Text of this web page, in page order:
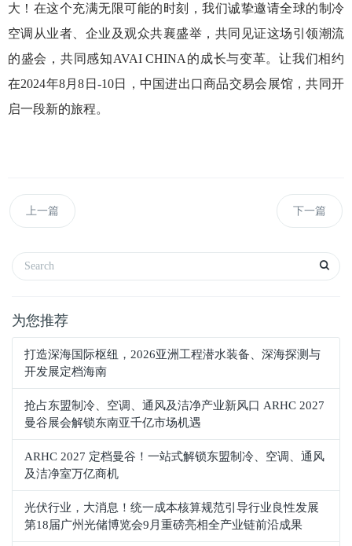
大！在这个充满无限可能的时刻，我们诚挚邀请全球的制冷
空调从业者、企业及观众共襄盛举，共同见证这场引领潮流
的盛会，共同感知AVAI CHINA的成长与变革。让我们相约
在2024年8月8日-10日，中国进出口商品交易会展馆，共同开
启一段新的旅程。
上一篇 下一篇
为您推荐
打造深海国际枢纽，2026亚洲工程潜水装备、深海探测与
开发展定档海南
抢占东盟制冷、空调、通风及洁净产业新风口 ARHC 2027
曼谷展会解锁东南亚千亿市场机遇
ARHC 2027 定档曼谷！一站式解锁东盟制冷、空调、通风
及洁净室万亿商机
光伏行业，大消息！统一成本核算规范引导行业良性发展
第18届广州光储博览会9月重磅亮相全产业链前沿成果